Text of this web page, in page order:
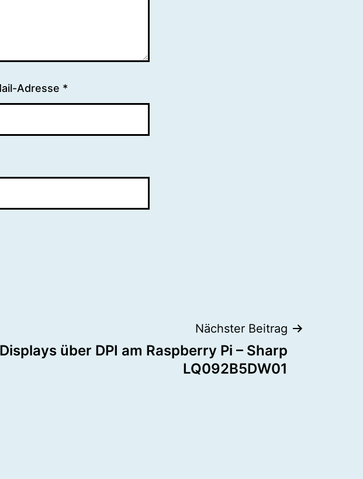
Adresse *
Nächster Beitrag
Displays über DPI am Raspberry Pi – Sharp
LQ092B5DW01